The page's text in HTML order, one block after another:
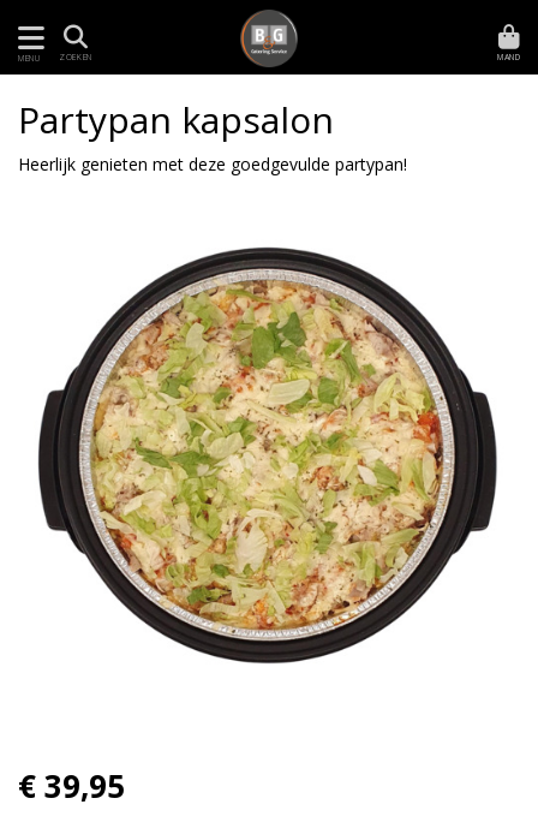
MENU ZOEKEN MAND
Partypan kapsalon
Heerlijk genieten met deze goedgevulde partypan!
€ 39,95